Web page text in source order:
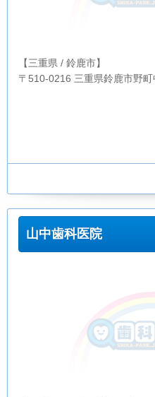
【三重県 / 鈴鹿市】
〒510-0216 三重県鈴鹿市野
山中歯科医院